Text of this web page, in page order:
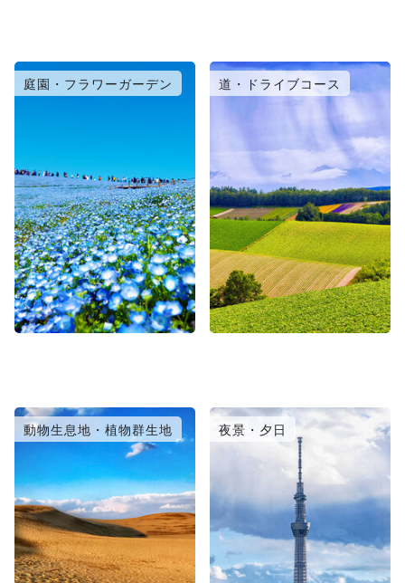
庭園・フラワーガーデン 道・ドライブコース
動物生息地・植物群生地 夜景・夕日